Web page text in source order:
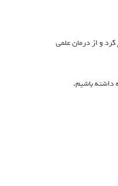
و از درمان علمی
داشته باشیم.